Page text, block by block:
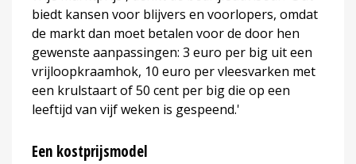
biedt kansen voor blijvers en voorlopers, omdat
de markt dan moet betalen voor de door hen
gewenste aanpassingen: 3 euro per big uit een
vrijloopkraamhok, 10 euro per vleesvarken met
een krulstaart of 50 cent per big die op een
leeftijd van vijf weken is gespeend.'
Een kostprijsmodel